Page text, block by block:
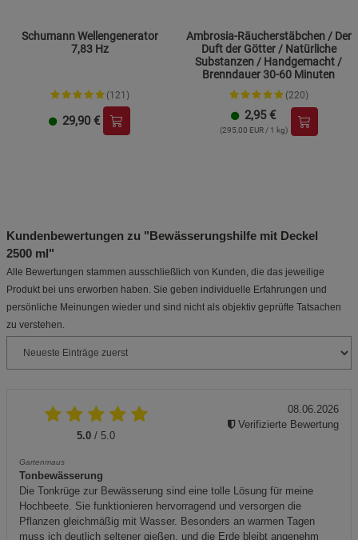
Schumann Wellengenerator
7,83 Hz
(121)
29,90 €
Ambrosia-Räucherstäbchen / Der
Duft der Götter / Natürliche
Substanzen / Handgemacht /
Brenndauer 30-60 Minuten
(220)
2,95 €
(295,00 EUR / 1 kg)
Kundenbewertungen zu "Bewässerungshilfe mit Deckel
2500 ml"
Alle Bewertungen stammen ausschließlich von Kunden, die das jeweilige
Produkt bei uns erworben haben. Sie geben individuelle Erfahrungen und
persönliche Meinungen wieder und sind nicht als objektiv geprüfte Tatsachen
zu verstehen.
5.0 / 5.0
Gartenmaus
Tonbewässerung
Die Tonkrüge zur Bewässerung sind eine tolle Lösung für meine
Hochbeete. Sie funktionieren hervorragend und versorgen die
Pflanzen gleichmäßig mit Wasser. Besonders an warmen Tagen
muss ich deutlich seltener gießen, und die Erde bleibt angenehm
08.06.2026
Verifizierte Bewertung